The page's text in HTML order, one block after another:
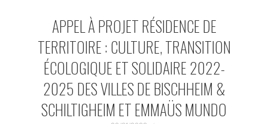
MUSIQUESACTUELLES.NET
GABBA GABBA HEY !
LES LABELS
APPEL À PROJET RÉSIDENCE DE
TERRITOIRE : CULTURE, TRANSITION
ÉCOLOGIQUE ET SOLIDAIRE 2022-
2025 DES VILLES DE BISCHHEIM &
SCHILTIGHEIM ET EMMAÜS MUNDO